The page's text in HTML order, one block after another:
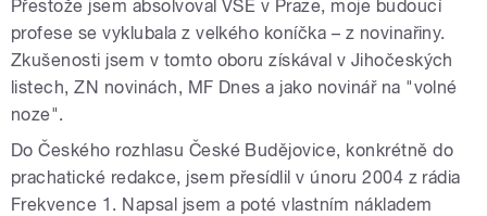
Přestože jsem absolvoval VŠE v Praze, moje budoucí
profese se vyklubala z velkého koníčka – z novinařiny.
Zkušenosti jsem v tomto oboru získával v Jihočeských
listech, ZN novinách, MF Dnes a jako novinář na "volné
noze".
Do Českého rozhlasu České Budějovice, konkrétně do
prachatické redakce, jsem přesídlil v únoru 2004 z rádia
Frekvence 1. Napsal jsem a poté vlastním nákladem